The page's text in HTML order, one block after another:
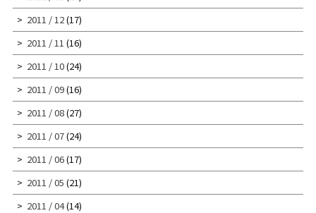
2011 / 12(17)
2011 / 11 (16)
2011 / 10(24)
2011 / 09(16)
2011 / 08(27)
2011 / 07(24)
2011 / 06(17)
2011 / 05 (21)
2011 / 04(14)